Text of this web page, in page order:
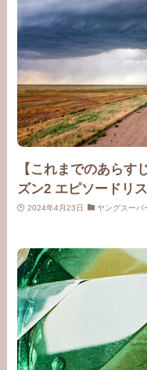
【これまでのあらす
ズン2 エピソードリ
2024年4月23日 ヤングスーパ